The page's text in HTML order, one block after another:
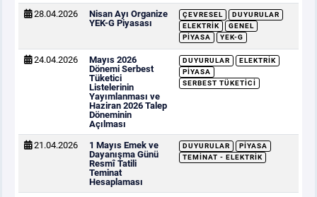
28.04.2026
Nisan Ayı Organize
YEK-G Piyasası
ÇEVRESEL
DUYURULAR
ELEKTRIK
GENEL
PIYASA
YEK-G
24.04.2026
Mayıs 2026
Dönemi Serbest
Tüketici
Listelerinin
Yayımlanması ve
Haziran 2026 Talep
Döneminin
Açılması
DUYURULAR
ELEKTRIK
PIYASA
SERBEST TÜKETICI
21.04.2026
1 Mayıs Emek ve
Dayanışma Günü
Resmî Tatili
Teminat
Hesaplaması
DUYURULAR
PIYASA
TEMINAT - ELEKTRIK